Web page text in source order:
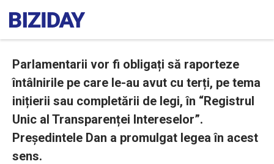
Parlamentarii vor fi obligați să raporteze
întâlnirile pe care le-au avut cu terți, pe tema
inițierii sau completării de legi, în “Registrul
Unic al Transparenței Intereselor”.
Președintele Dan a promulgat legea în acest
sens.